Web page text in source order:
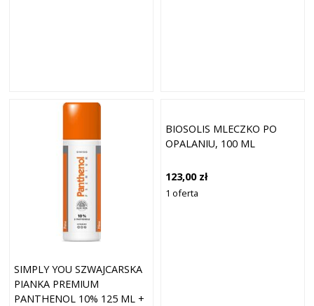
SIMPLY YOU SZWAJCARSKA
PIANKA PREMIUM
PANTHENOL 10% 125 ML +
BIOSOLIS MLECZKO PO
OPALANIU, 100 ML
123,00 zł
1 oferta